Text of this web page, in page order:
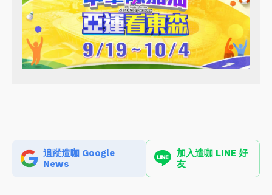
追蹤造咖 Google
News
加入造咖 LINE 好
友